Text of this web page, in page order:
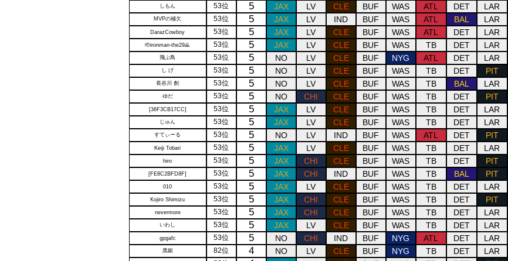
しもん 53位 5 JAX LV CLE BUF WAS ATL DET LAR
MVPの補欠 53位 5 JAX LV IND BUF WAS ATL BAL LAR
DarazCowboy 53位 5 JAX LV CLE BUF WAS ATL DET LAR
🫡ironman-the29🙇 53位 5 JAX LV CLE BUF WAS TB DET LAR
飛ぶ鳥 53位 5 NO LV CLE BUF NYG ATL DET LAR
し げ 53位 5 NO LV CLE BUF WAS TB DET PIT
長谷川 創 53位 5 NO LV CLE BUF WAS TB BAL LAR
ゆだ 53位 5 NO CHI CLE BUF WAS TB DET PIT
[36F3CB17CC] 53位 5 JAX LV CLE BUF WAS TB DET LAR
じゅん 53位 5 JAX LV CLE BUF WAS TB DET LAR
すてぃーる 53位 5 NO LV IND BUF WAS ATL DET PIT
Keiji Tobari 53位 5 JAX LV CLE BUF WAS TB DET LAR
hiro 53位 5 JAX CHI CLE BUF WAS TB DET PIT
[FE8C2BFD8F] 53位 5 JAX CHI IND BUF WAS TB BAL PIT
010 53位 5 JAX LV CLE BUF WAS TB DET LAR
Kojiro Shimizu 53位 5 JAX CHI CLE BUF WAS TB DET PIT
nevermore 53位 5 JAX CHI CLE BUF WAS TB DET LAR
いわし 53位 5 JAX LV CLE BUF WAS TB DET LAR
gpgafc 53位 5 NO CHI IND BUF NYG ATL DET LAR
黒銀 82位 4 NO LV CLE BUF NYG TB DET LAR